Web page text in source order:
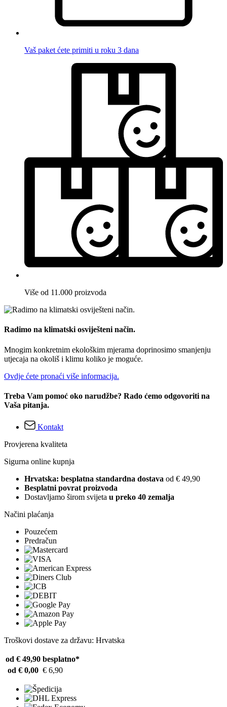
Vaš paket ćete primiti u roku 3 dana
Više od 11.000 proizvoda
Radimo na klimatski osviješteni način.
Mnogim konkretnim ekološkim mjerama doprinosimo smanjenju
utjecaja na okoliš i klimu koliko je moguće.
Ovdje ćete pronaći više informacija.
Treba Vam pomoć oko narudžbe? Rado ćemo odgovoriti na
Vaša pitanja.
Kontakt
Provjerena kvaliteta
Sigurna online kupnja
Hrvatska: besplatna standardna dostava od € 49,90
Besplatni povrat proizvoda
Dostavljamo širom svijeta u preko 40 zemalja
Načini plaćanja
Pouzećem
Predračun
Troškovi dostave za državu: Hrvatska
od € 49,90 besplatno*
od € 0,00 € 6,90